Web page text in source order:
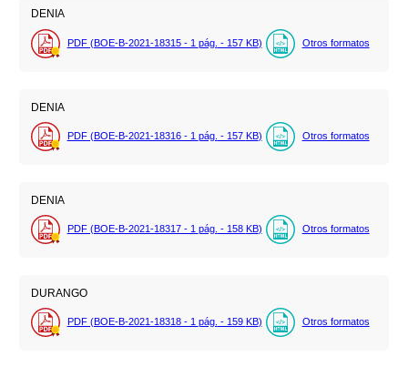
DENIA
PDF (BOE-B-2021-18315 - 1 pág. - 157 KB) Otros formatos
DENIA
PDF (BOE-B-2021-18316 - 1 pág. - 157 KB) Otros formatos
DENIA
PDF (BOE-B-2021-18317 - 1 pág. - 158 KB) Otros formatos
DURANGO
PDF (BOE-B-2021-18318 - 1 pág. - 159 KB) Otros formatos